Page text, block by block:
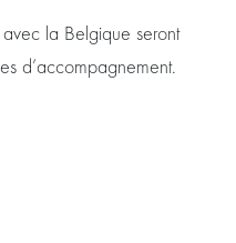
la Belgique seront
d’accompagnement.